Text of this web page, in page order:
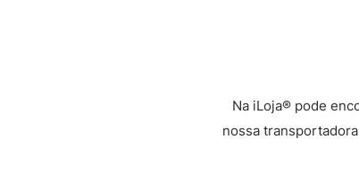
Na iLoja® pode
nossa